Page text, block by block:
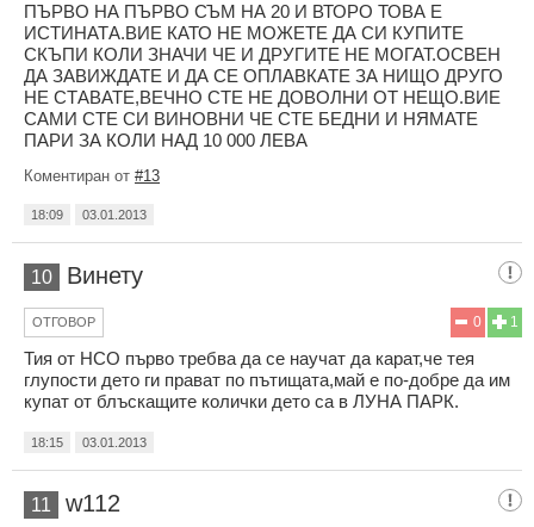
ПЪРВО НА ПЪРВО СЪМ НА 20 И ВТОРО ТОВА Е
ИСТИНАТА.ВИЕ КАТО НЕ МОЖЕТЕ ДА СИ КУПИТЕ
СКЪПИ КОЛИ ЗНАЧИ ЧЕ И ДРУГИТЕ НЕ МОГАТ.ОСВЕН
ДА ЗАВИЖДАТЕ И ДА СЕ ОПЛАВКАТЕ ЗА НИЩО ДРУГО
НЕ СТАВАТЕ,ВЕЧНО СТЕ НЕ ДОВОЛНИ ОТ НЕЩО.ВИЕ
САМИ СТЕ СИ ВИНОВНИ ЧЕ СТЕ БЕДНИ И НЯМАТЕ
ПАРИ ЗА КОЛИ НАД 10 000 ЛЕВА
Коментиран от #13
18:09 03.01.2013
10 Винету
1
0
ОТГОВОР
Тия от НСО първо требва да се научат да карат,че тея
глупости дето ги прават по пътищата,май е по-добре да им
купат от блъскащите колички дето са в ЛУНА ПАРК.
18:15 03.01.2013
11 w112